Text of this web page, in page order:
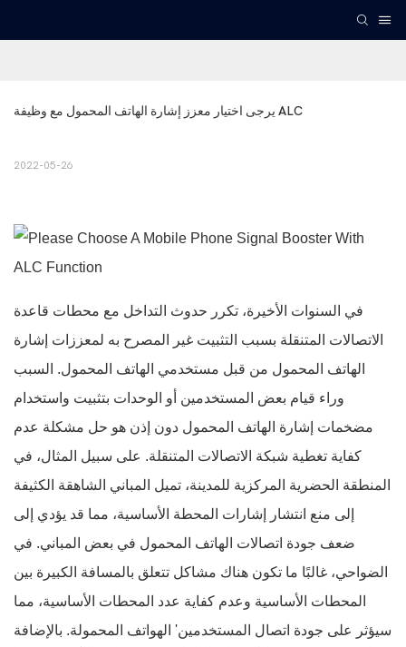
يرجى اختيار معزز إشارة الهاتف المحمول مع وظيفة ALC
2022-05-26
في السنوات الأخيرة، تكرر حدوث التداخل مع محطات قاعدة
الاتصالات المتنقلة بسبب التثبيت غير المصرح به لمعززات إشارة
الهاتف المحمول من قبل مستخدمي الهاتف المحمول. السبب
وراء قيام بعض المستخدمين أو الوحدات بتثبيت واستخدام
مضخمات إشارة الهاتف المحمول دون إذن هو حل مشكلة عدم
كفاية تغطية شبكة الاتصالات المتنقلة. على سبيل المثال، في
المنطقة الحضرية المركزية للمدينة، تميل المباني الشاهقة الكثيفة
إلى منع انتشار إشارات المحطة الأساسية، مما قد يؤدي إلى
ضعف جودة اتصالات الهاتف المحمول في بعض المباني. في
الضواحي، غالبًا ما تكون هناك مشاكل تتعلق بالمسافة الكبيرة بين
المحطات الأساسية وعدم كفاية عدد المحطات الأساسية، مما
سيؤثر على جودة اتصال المستخدمين' الهواتف المحمولة. بالإضافة